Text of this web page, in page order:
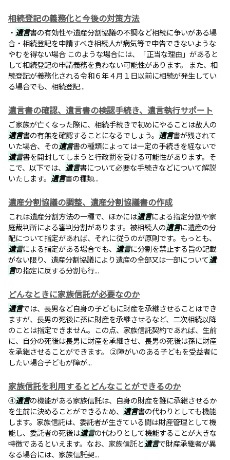
相続登記の義務化と今後の対策方法
・ 遺言書の有効性や遺産分割協議の不調など相続に争いがある場
合・相続登記を申請すべき相続人が病気等で申告できないような
やむを得ない場合 このような場合には、「正当な理由」があると
して相続登記の申請義務を負わない可能性があります。 また、相
続登記が義務化される令和６年４月１日以前に相続が発生してい
る場合でも、相続登記...
遺言書の確認、遺言書の検認手続き、遺言執行サポート
ご家族が亡くなった際に、相続手続きで初めにやることは故人の
遺言書の有無を確認することになるでしょう。 遺言書が残されて
いた場合、その遺言書の種類によっては一定の手続きを経ないで
遺言書を開封してしまうと行政罰を受ける可能性があります。そ
こで、以下では、 遺言書について必要な手続きなどについて解説
いたします。 遺言書の種類...
遺産分割協議の調整、遺産分割協議書の作成
これは遺産分割方法の一種で、ほかには遺言による指定分割や家
庭裁判所による審判分割があります。被相続人の遺言に遺産の分
配について指定があれば、それに従うのが原則です。もっとも、
遺言による指定がある場合でも、 遺言に分割を禁止する旨の記載
がない限り、遺産分割協議により遺産の全部又は一部について遺
言の指定に反する分割も行...
どんなときに家族信託が必要なのか
遺言では、長男など自身の子どもに財産を承継させることはでき
ますが、長男の死後に孫に財産を承継させるなど、二次相続以降
のことは指定できません。この点、家族信託契約であれば、生前
に、自分の死後は長男に財産を承継させ、長男の死後は孫に財産
を承継させることができます。 ②障がいのある子どもを受益者に
したい場合子どもが障が...
家族信託を利用するとどんなことができるのか
④遺言の機能がある家族信託は、自身の財産を誰に承継させるか
を生前に決めることができるため、 遺言書の代わりとしても機能
します。家族信託は、委託者が生きている間は財産管理として機
能し、委託者の死後は遺言の代わりとして機能することが大きな
特徴であるといえます。なお、家族信託と遺言で財産承継者が異
なる場合には、家族信託契...